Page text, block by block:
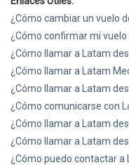
¿Cómo cambiar un vuelo
¿Cómo confirmar mi vuelo
¿Cómo llamar a Latam
¿Cómo llamar a Latam
¿Cómo llamar a Latam
¿Cómo comunicarse con
¿Cómo llamar a Latam
¿Cómo llamar a Latam
¿Cómo puedo contactar a